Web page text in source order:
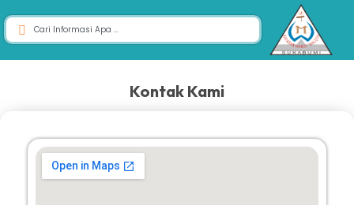
Kontak Kami